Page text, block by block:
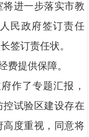
进一步落实市教
民政府签订责任
签订责任状。
费提供保障。
作了专题汇报，
试验区建设存在
度重视，同意将